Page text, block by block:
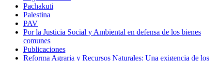
Pachakuti
Palestina
PAV
Por la Justicia Social y Ambiental en defensa de los bienes
comunes
Publicaciones
Reforma Agraria y Recursos Naturales: Una exigencia de los